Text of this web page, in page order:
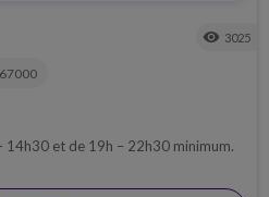
visibility 3025
67000
14h30 et de 19h – 22h30 minimum.